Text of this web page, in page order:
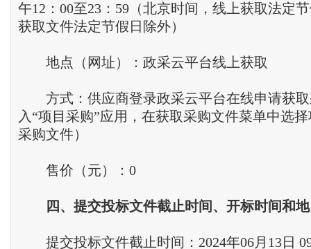
午12：00至23：59（北京时间，线上获取法定
获取文件法定节假日除外）
地点（网址）：政采云平台线上获取
方式：供应商登录政采云平台在线申请获取
入“项目采购”应用，在获取采购文件菜单中选
采购文件）
售价（元）：0
四、提交投标文件截止时间、开标时间和
提交投标文件截止时间：2024年06月13日